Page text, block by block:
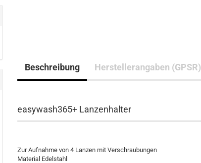
Beschreibung Herstellerangaben (GPSR)
easywash365+ Lanzenhalter
Zur Aufnahme von 4 Lanzen mit Verschraubungen
Material Edelstahl